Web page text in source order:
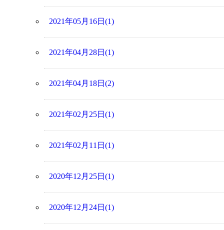
2021年05月16日(1)
2021年04月28日(1)
2021年04月18日(2)
2021年02月25日(1)
2021年02月11日(1)
2020年12月25日(1)
2020年12月24日(1)